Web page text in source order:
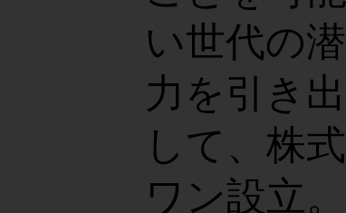
い世代の
力を引き
して、株
ワン設立。